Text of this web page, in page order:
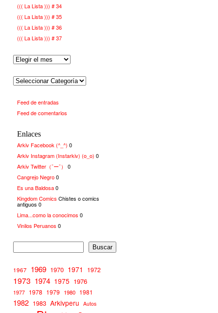
((( La Lista ))) # 34
((( La Lista ))) # 35
((( La Lista ))) # 36
((( La Lista ))) # 37
Feed de entradas
Feed de comentarios
Enlaces
Arkiv Facebook (^_^) 0
Arkiv Instagram (Instarkiv) (o_o) 0
Arkiv Twitter（¯ー¯）
0
Cangrejo Negro0
Es una Baldosa0
Kingdom Comics Chistes o comics
antiguos 0
Lima...como la conocimos 0
Vinilos Peruanos 0
Buscar
1967 1969 1970 1971 1972
1973 1974 1975 1976
1977 1978 1979 1980 1981
1982 1983 Arkivperu Autos